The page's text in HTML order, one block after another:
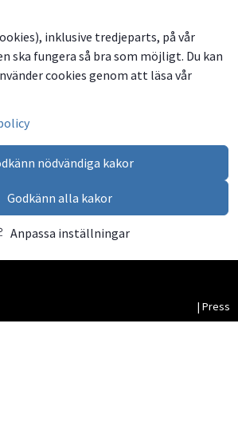
inklusive tredjeparts, på vår
ska fungera så bra som möjligt. Du kan
cookies genom att läsa vår
nödvändiga kakor
Godkänn alla kakor
Anpassa inställningar
| Press